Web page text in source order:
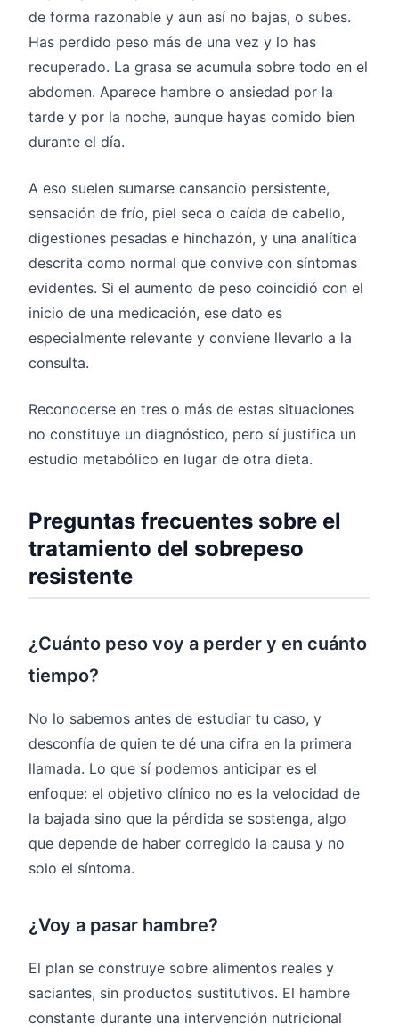
de forma razonable y aun así no bajas, o subes.
Has perdido peso más de una vez y lo has
recuperado. La grasa se acumula sobre todo en el
abdomen. Aparece hambre o ansiedad por la
tarde y por la noche, aunque hayas comido bien
durante el día.
A eso suelen sumarse cansancio persistente,
sensación de frío, piel seca o caída de cabello,
digestiones pesadas e hinchazón, y una analítica
descrita como normal que convive con síntomas
evidentes. Si el aumento de peso coincidió con el
inicio de una medicación, ese dato es
especialmente relevante y conviene llevarlo a la
consulta.
Reconocerse en tres o más de estas situaciones
no constituye un diagnóstico, pero sí justifica un
estudio metabólico en lugar de otra dieta.
Preguntas frecuentes sobre el
tratamiento del sobrepeso
resistente
¿Cuánto peso voy a perder y en cuánto
tiempo?
No lo sabemos antes de estudiar tu caso, y
desconfía de quien te dé una cifra en la primera
llamada. Lo que sí podemos anticipar es el
enfoque: el objetivo clínico no es la velocidad de
la bajada sino que la pérdida se sostenga, algo
que depende de haber corregido la causa y no
solo el síntoma.
¿Voy a pasar hambre?
El plan se construye sobre alimentos reales y
saciantes, sin productos sustitutivos. El hambre
constante durante una intervención nutricional